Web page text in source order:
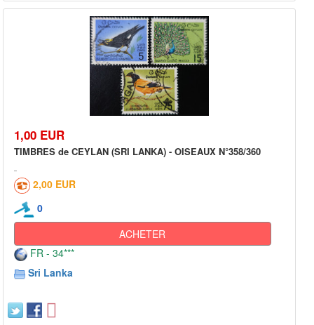
1,00 EUR
TIMBRES de CEYLAN (SRI LANKA) - OISEAUX N°358/360
2,00 EUR
0
ACHETER
FR - 34***
Sri Lanka